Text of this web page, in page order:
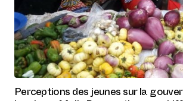
Perceptions des jeunes sur la